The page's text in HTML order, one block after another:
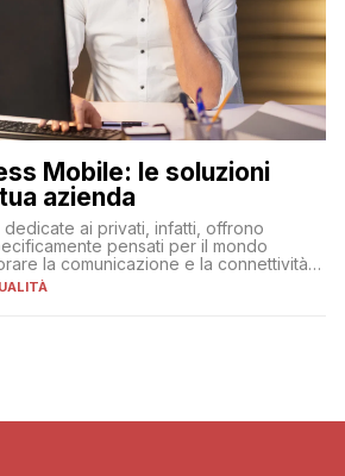
Mobile: le soluzioni
azienda
ai privati, infatti, offrono
pensati per il mondo
la comunicazione e la connettività